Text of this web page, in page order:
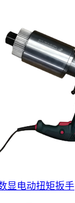
显电动扭矩扳手